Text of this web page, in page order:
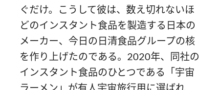
ぐだけ。こうして彼は、数え切れないほ
どのインスタント食品を製造する日本の
メーカー、今日の日清食品グループの核
を作り上げたのである。2020年、同社の
インスタント食品のひとつである「宇宙
ラーメン」が有人宇宙旅行用に選ばれ